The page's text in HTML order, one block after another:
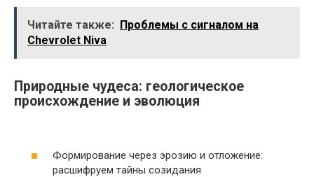
Читайте также:
Проблемы с сигналом на
Chevrolet Niva
Природные чудеса: геологическое
происхождение и эволюция
Формирование через эрозию и отложение:
расшифруем тайны созидания